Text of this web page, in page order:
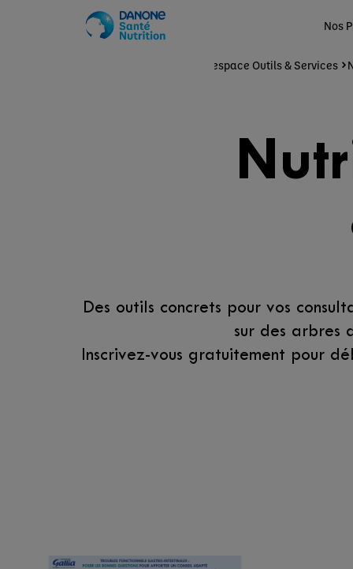
Nos
Votre espace Outils & Services
Des outils concrets pour vos
sur des arbres
Inscrivez-vous gratuitement pour